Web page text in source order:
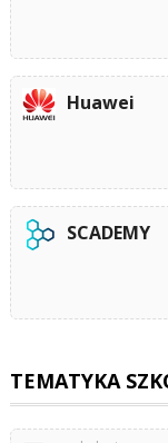
Huawei
SCADEMY
TEMATYKA